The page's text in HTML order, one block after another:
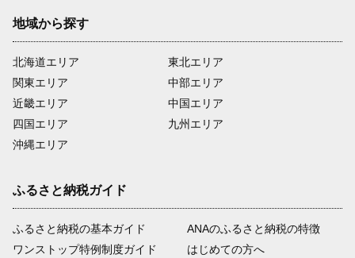
地域から探す
北海道エリア
関東エリア
近畿エリア
四国エリア
沖縄エリア
東北エリア
中部エリア
中国エリア
九州エリア
ふるさと納税ガイド
ふるさと納税の基本ガイド
ワンストップ特例制度ガイド
ANAのふるさと納税の特徴
はじめての方へ